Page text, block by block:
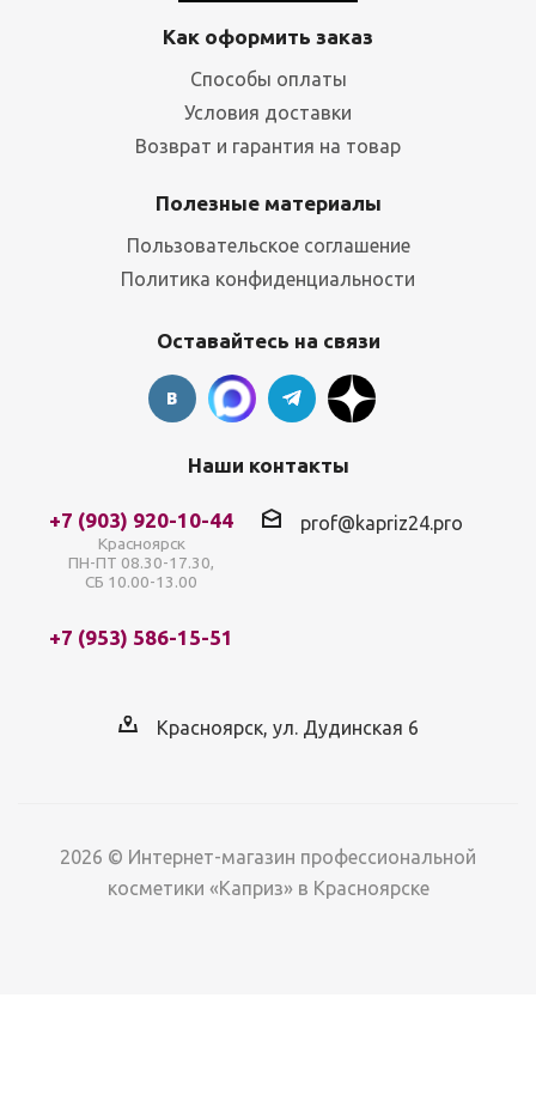
Как оформить заказ
Способы оплаты
Условия доставки
Возврат и гарантия на товар
Полезные материалы
Пользовательское соглашение
Политика конфиденциальности
Оставайтесь на связи
Наши контакты
+7 (903) 920-10-44
Красноярск
ПН-ПТ 08.30-17.30,
СБ 10.00-13.00
+7 (953) 586-15-51
prof@kapriz24.pro
Красноярск, ул. Дудинская 6
2026 © Интернет-магазин профессиональной
косметики «Каприз» в Красноярске